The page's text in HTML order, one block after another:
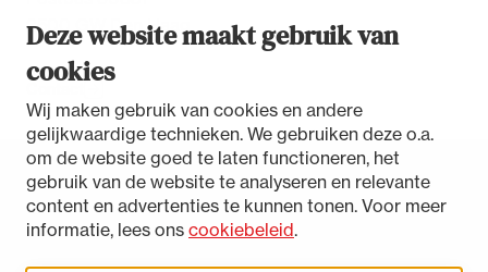
Deze website maakt gebruik van
cookies
Wij maken gebruik van cookies en andere
gelijkwaardige technieken. We gebruiken deze o.a.
om de website goed te laten functioneren, het
gebruik van de website te analyseren en relevante
content en advertenties te kunnen tonen. Voor meer
informatie, lees ons cookiebeleid.
2500 GW Den Haag
Toegankelijkheidsverklaring
Disclaimer